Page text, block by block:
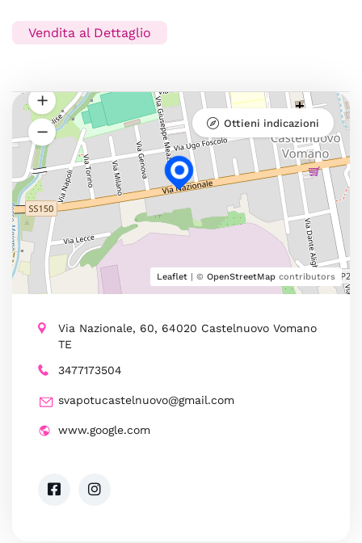
Vendita al Dettaglio
Leaflet | © OpenStreetMap contributors
Ottieni indicazioni
Via Nazionale, 60, 64020 Castelnuovo Vomano
TE
3477173504
svapotucastelnuovo@gmail.com
www.google.com